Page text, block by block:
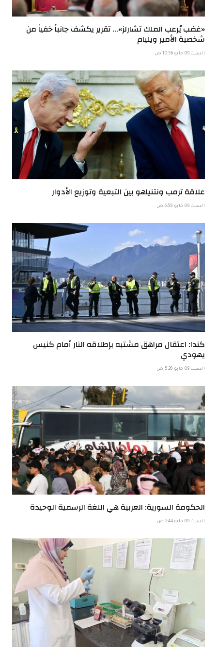
«غضب يُرعب الملك تشارلز»… تقرير يكشف جانباً خفياً من
شخصية الأمير ويليام
السبت 09 مايو 10:56 ص
علاقة ترمب ونتنياهو بين التبعية وتوزيع الأدوار
السبت 09 مايو 6:58 ص
كندا: اعتقال مراهق مشتبه بإطلاقه النار أمام كنيس
يهودي
السبت 09 مايو 5:28 ص
الحكومة السورية: العربية هي اللغة الرسمية الوحيدة
السبت 09 مايو 2:44 ص